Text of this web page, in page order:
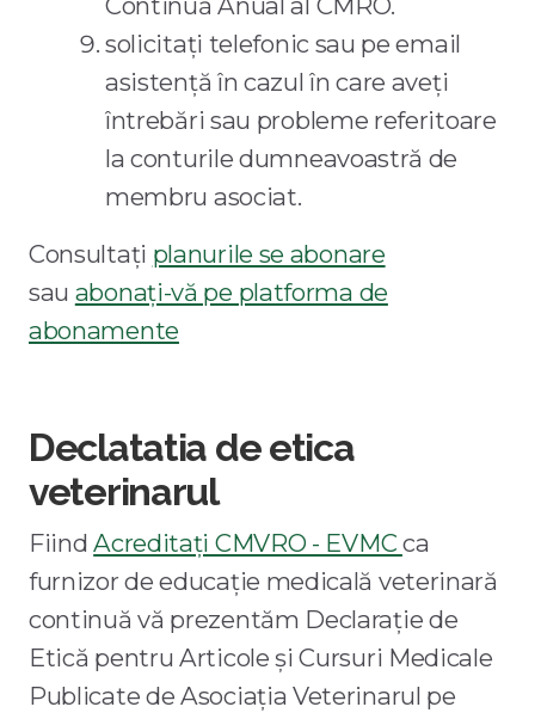
solicitați telefonic sau pe email
asistență în cazul în care aveți
întrebări sau probleme referitoare
la conturile dumneavoastră de
membru asociat.
Consultați planurile se abonare
sau abonați-vă pe platforma de
abonamente
Declatatia de etica
veterinarul
FiindAcreditați CMVRO - EVMC ca
furnizor de educație medicală veterinară
continuă vă prezentăm Declarație de
Etică pentru Articole și Cursuri Medicale
Publicate de Asociația Veterinarul pe